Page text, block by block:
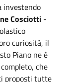
investendo
Cosciotti -
curiosità, il
Piano ne è
che
proposti tutte